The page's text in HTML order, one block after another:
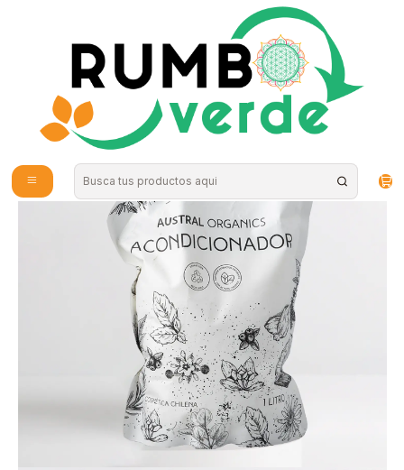
Envío gratis por compras sobre los 59.990 en la provincia de Santiago
Austral Organics - Acondicionador Recarga 1litro